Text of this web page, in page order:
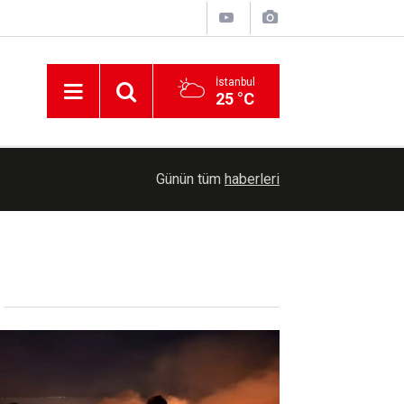
İstanbul
25 °C
Ankara'da drift yapan 11 şüpheliye ev hapsi
Günün tüm haberleri